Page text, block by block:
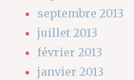
septembre 2013
juillet 2013
février 2013
janvier 2013